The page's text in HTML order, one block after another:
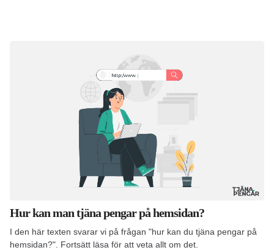
Hur kan man tjäna pengar på hemsidan?
I den här texten svarar vi på frågan "hur kan du tjäna pengar på
hemsidan?". Fortsätt läsa för att veta allt om det.